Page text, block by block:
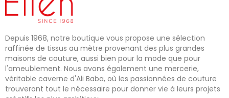
Depuis 1968, notre boutique vous propose une sélection
raffinée de tissus au mètre provenant des plus grandes
maisons de couture, aussi bien pour la mode que pour
l'ameublement. Nous avons également une mercerie,
véritable caverne d'Ali Baba, où les passionnées de couture
trouveront tout le nécessaire pour donner vie à leurs projets